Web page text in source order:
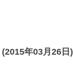
(2015年03月26日)